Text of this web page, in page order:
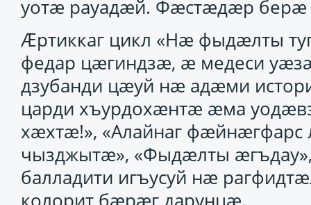
уотӕ рауадӕй. Фӕстӕдӕр берӕ
Ӕртиккаг цикл «Нӕ фыдӕлты
федар цӕгиндзӕ, ӕ медеси
дзубанди цӕуй нӕ адӕми
царди хъурдохӕнтӕ ӕма
хӕхтӕ!», «Алайнаг фӕйнӕгфарс
чызджытӕ», «Фыдӕлты
балладити игъусуй нӕ
колорит бӕрӕг дарунцӕ.